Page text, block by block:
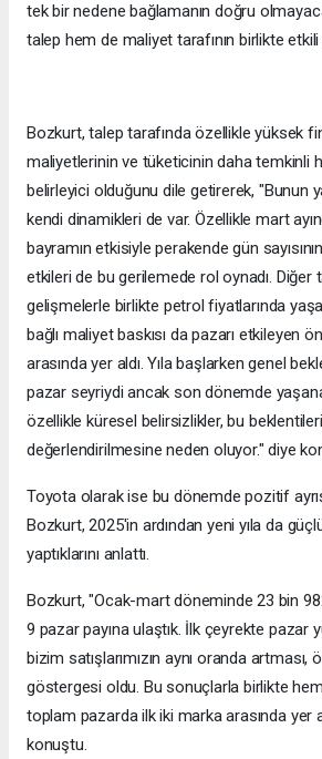
tek bir nedene bağlamanın doğru
talep hem de maliyet tarafının birlikte
Bozkurt, talep tarafında özellikle yüksek
maliyetlerinin ve tüketicinin daha temkinli
belirleyici olduğunu dile getirerek, "Bunun
kendi dinamikleri de var. Özellikle mart
bayramın etkisiyle perakende gün
etkileri de bu gerilemede rol oynadı.
gelişmelerle birlikte petrol fiyatlarında
bağlı maliyet baskısı da pazarı etkileyen
arasında yer aldı. Yıla başlarken genel
pazar seyriydi ancak son dönemde
özellikle küresel belirsizlikler, bu
değerlendirilmesine neden oluyor." diye
Toyota olarak ise bu dönemde pozitif
Bozkurt, 2025'in ardından yeni yıla da
yaptıklarını anlattı.
Bozkurt, "Ocak-mart döneminde 23 bin
9 pazar payına ulaştık. İlk çeyrekte pazar
bizim satışlarımızın aynı oranda
göstergesi oldu. Bu sonuçlarla birlikte
toplam pazarda ilk iki marka arasında yer
konuştu.